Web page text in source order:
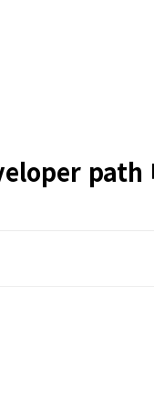
path